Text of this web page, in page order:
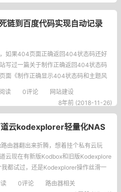
到百度代码实现自动记录
如果404页面正确返回404状态码还好
写过一篇关于制作正确返回404状态码
面《制作正确显示404状态码和主题风
的404页面源码》。可以看一下如何制作4
，今天主要是说下如何自动提交404错误
法对用户提供任何有价值信息的页面就
接，包括协议死链和内容死链两种形式：
阅读 0评论
网站建设
8年前 (2018-11-26)
云kodexplorer轻量化NAS
由器翻出来折腾，想着挂个私有云玩
云现在有新版Kodbox和旧版Kodexplore
我都试过，还是Kodexplorer操作丝滑一
功能是多了，但跑在路由器这孱弱的
，明显感觉拖不动，点个文件夹都要转半
0评论
路由器相关